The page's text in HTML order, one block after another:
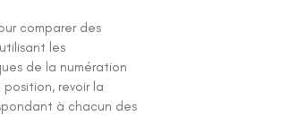
comparer des
les
de la numération
revoir la
à chacun des